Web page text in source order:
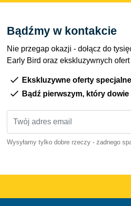
Bądźmy w kontakcie
Nie przegap okazji - dołącz do
Early Bird oraz ekskluzywnych
Ekskluzywne oferty specjalne
Bądź pierwszym, który dowie
Wysyłamy tylko dobre rzeczy - żadnego